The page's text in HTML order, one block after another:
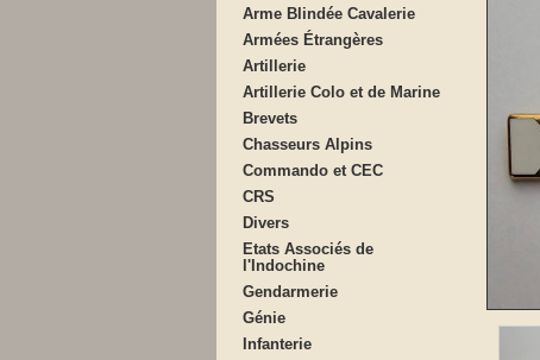
Arme Blindée Cavalerie
Armées Étrangères
Artillerie
Artillerie Colo et de Marine
Brevets
Chasseurs Alpins
Commando et CEC
CRS
Divers
Etats Associés de
l'Indochine
Gendarmerie
Génie
Infanterie